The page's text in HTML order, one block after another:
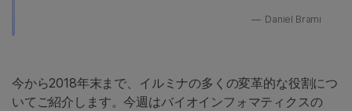
Daniel Brami
今から2018年末まで、イルミナの多くの変革的な役割につ
いてご紹介します。今週はバイオインフォマティクスの